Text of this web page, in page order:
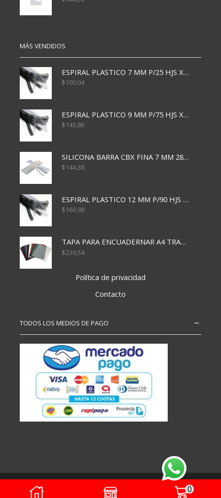
MÁS VENDIDOS
ESPIRAL PLASTICO 7 MM P/25 HJS X50x3000
$100,04
ESPIRAL PLASTICO 9 MM P/75 HJS X50X2400
$143,86
SILICONA BARRA CBX FINA 7 MM 28 CM
$144,38
ESPIRAL PLASTICO 12 MM P/90 HJS X50X1500
$160,98
TAPA PARA ENCUADERNAR A4 TRANSP x50x500
$236,54
Política de privacidad
Contacto
TODOS LOS MEDIOS DE PAGO
Copyright – Todos los derechos reservados
0